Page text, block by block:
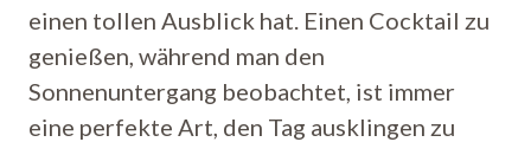
einen tollen Ausblick hat. Einen Cocktail zu
genießen, während man den
Sonnenuntergang beobachtet, ist immer
eine perfekte Art, den Tag ausklingen zu